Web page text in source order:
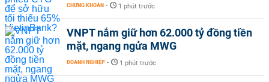
CHỨNG KHOÁN - 1 phút trước
VNPT nắm giữ hơn 62.000 tỷ đồng tiền
mặt, ngang ngửa MWG
DOANH NGHIỆP - 1 phút trước